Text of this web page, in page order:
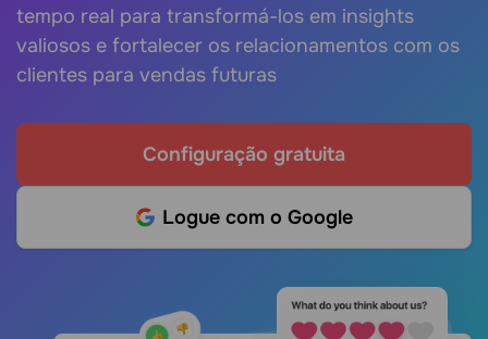
tempo real para transformá-los em insights
valiosos e fortalecer os relacionamentos com os
clientes para vendas futuras
Configuração gratuita
Logue com o Google